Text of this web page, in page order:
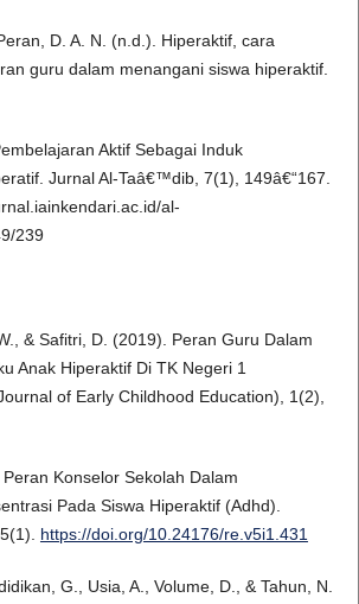
D. A. N. (n.d.). Hiperaktif, cara
guru dalam menangani siswa hiperaktif.
Aktif Sebagai Induk
Jurnal Al-Taâ€™dib, 7(1), 149â€“167.
al-
239
& Safitri, D. (2019). Peran Guru Dalam
Anak Hiperaktif Di TK Negeri 1
of Early Childhood Education), 1(2),
Konselor Sekolah Dalam
Pada Siswa Hiperaktif (Adhd).
https://doi.org/10.24176/re.v5i1.431
G., Usia, A., Volume, D., & Tahun, N.